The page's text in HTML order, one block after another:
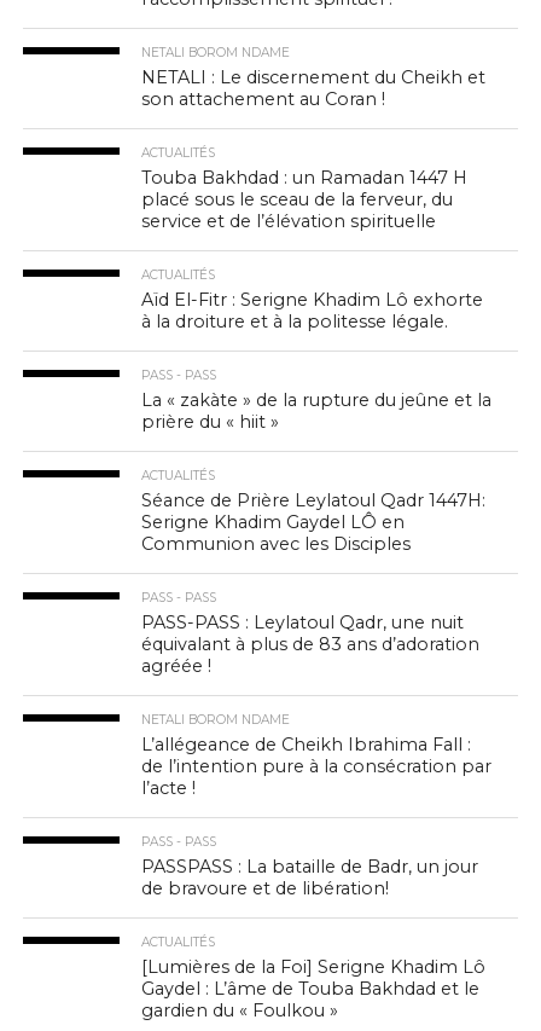
NETALI BOROM NDAME
NETALI : Le discernement du Cheikh et
son attachement au Coran !
ACTUALITÉS
Touba Bakhdad : un Ramadan 1447 H
placé sous le sceau de la ferveur, du
service et de l’élévation spirituelle
ACTUALITÉS
Aïd El-Fitr : Serigne Khadim Lô exhorte
à la droiture et à la politesse légale.
PASS - PASS
La « zakàte » de la rupture du jeûne et la
prière du « hiit »
ACTUALITÉS
Séance de Prière Leylatoul Qadr 1447H:
Serigne Khadim Gaydel LÔ en
Communion avec les Disciples
PASS - PASS
PASS-PASS : Leylatoul Qadr, une nuit
équivalant à plus de 83 ans d’adoration
agréée !
NETALI BOROM NDAME
L’allégeance de Cheikh Ibrahima Fall :
de l’intention pure à la consécration par
l’acte !
PASS - PASS
PASSPASS : La bataille de Badr, un jour
de bravoure et de libération!
ACTUALITÉS
[Lumières de la Foi] Serigne Khadim Lô
Gaydel : L’âme de Touba Bakhdad et le
gardien du « Foulkou »